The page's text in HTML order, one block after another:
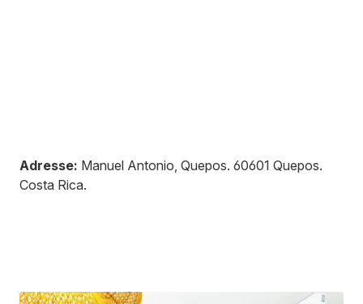
Adresse: Manuel Antonio, Quepos. 60601 Quepos.
Costa Rica.